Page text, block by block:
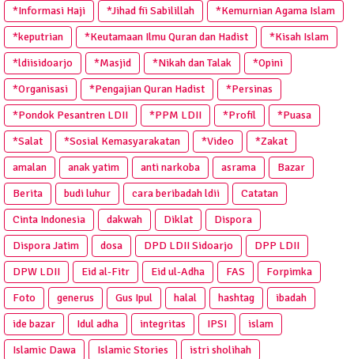
*Informasi Haji *Jihad fii Sabilillah
*Kemurnian Agama Islam
*keputrian
*Keutamaan Ilmu Quran dan Hadist
*Kisah Islam
*ldiisidoarjo
*Masjid *Nikah dan Talak
*Opini
*Organisasi
*Pengajian Quran Hadist
*Persinas
*Pondok Pesantren LDII
*PPM LDII *Profil
*Puasa
*Salat
*Sosial Kemasyarakatan *Video
*Zakat
amalan
anak yatim anti narkoba asrama
Bazar
Berita
budi luhur cara beribadah ldii
Catatan
Cinta Indonesia
dakwah Diklat
Dispora
Dispora Jatim
dosa DPD LDII Sidoarjo
DPP LDII
DPW LDII
Eid al-Fitr Eid ul-Adha FAS
Forpimka
Foto
generus Gus Ipul halal hashtag
ibadah
ide bazar
Idul adha integritas IPSI
islam
Islamic Dawa
Islamic Stories
istri sholihah